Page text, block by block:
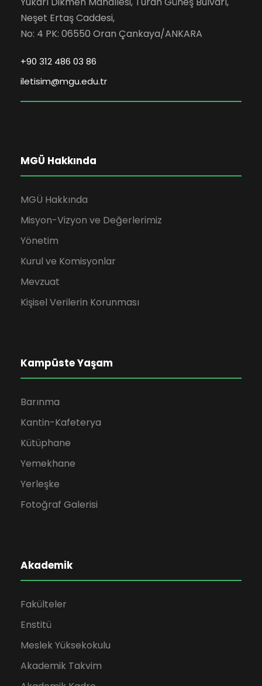
Neşet Ertaş Caddesi,
No: 4 PK: 06550 Oran Çankaya/ANKARA
+90 312 486 03 86
iletisim@mgu.edu.tr
MGÜ Hakkında
MGÜ Hakkında
Misyon-Vizyon ve Değerlerimiz
Yönetim
Kurul ve Komisyonlar
Mevzuat
Kişisel Verilerin Korunması
Kampüste Yaşam
Barınma
Kantin-Kafeterya
Kütüphane
Yemekhane
Yerleşke
Fotoğraf Galerisi
Akademik
Fakülteler
Enstitü
Meslek Yüksekokulu
Akademik Takvim